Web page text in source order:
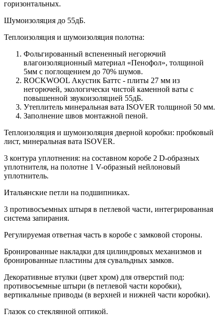
горизонтальных.
Шумоизоляция до 55дБ.
Теплоизоляция и шумоизоляция полотна:
Фольгированный вспененный негорючий
влагоизоляционный материал «Пенофол», толщиной
5мм с поглощением до 70% шумов.
ROCKWOOL Акустик Баттс - плиты 27 мм из
негорючей, экологически чистой каменной ваты с
повышенной звукоизоляцией 55дБ.
Утеплитель минеральная вата ISOVER толщиной 50 мм.
Заполнение швов монтажной пеной.
Теплоизоляция и шумоизоляция дверной коробки: пробковый
лист, минеральная вата ISOVER.
3 контура уплотнения: на составном коробе 2 D-образных
уплотнителя, на полотне 1 V-образный нейлоновый
уплотнитель.
Итальянские петли на подшипниках.
3 противосъемных штыря в петлевой части, интегрированная
система запирания.
Регулируемая ответная часть в коробе с замковой стороны.
Бронированные накладки для цилиндровых механизмов и
бронированные пластины для сувальдных замков.
Декоративные втулки (цвет хром) для отверстий под:
противосъемные штыри (в петлевой части коробки),
вертикальные приводы (в верхней и нижней части коробки).
Глазок со стеклянной оптикой.